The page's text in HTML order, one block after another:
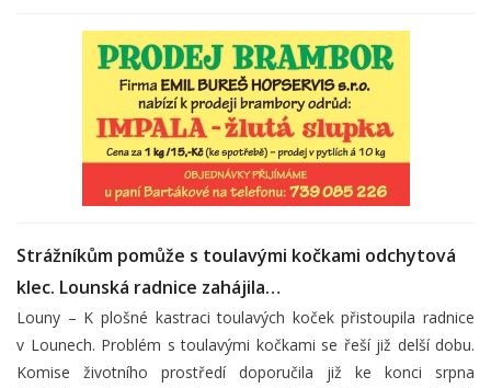
Strážníkům pomůže s toulavými kočkami odchytová
klec. Lounská radnice zahájila…
Louny – K plošné kastraci toulavých koček přistoupila radnice
v Lounech. Problém s toulavými kočkami se řeší již delší dobu.
Komise životního prostředí doporučila již ke konci srpna